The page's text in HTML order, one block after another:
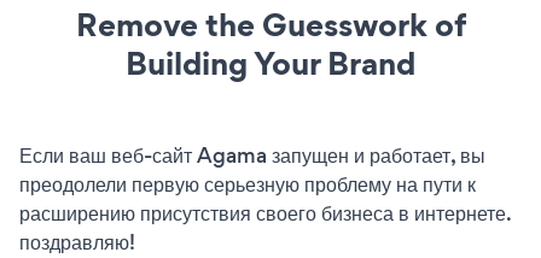
Remove the Guesswork of
Building Your Brand
Если ваш веб-сайт Agama запущен и работает, вы
преодолели первую серьезную проблему на пути к
расширению присутствия своего бизнеса в интернете.
поздравляю!